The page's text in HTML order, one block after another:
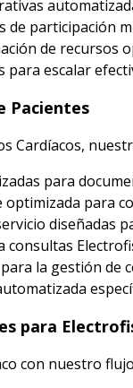
de participación
de recursos
para escalar
Pacientes
Cardíacos,
para
para
diseñadas
la gestión de
para
con nuestro